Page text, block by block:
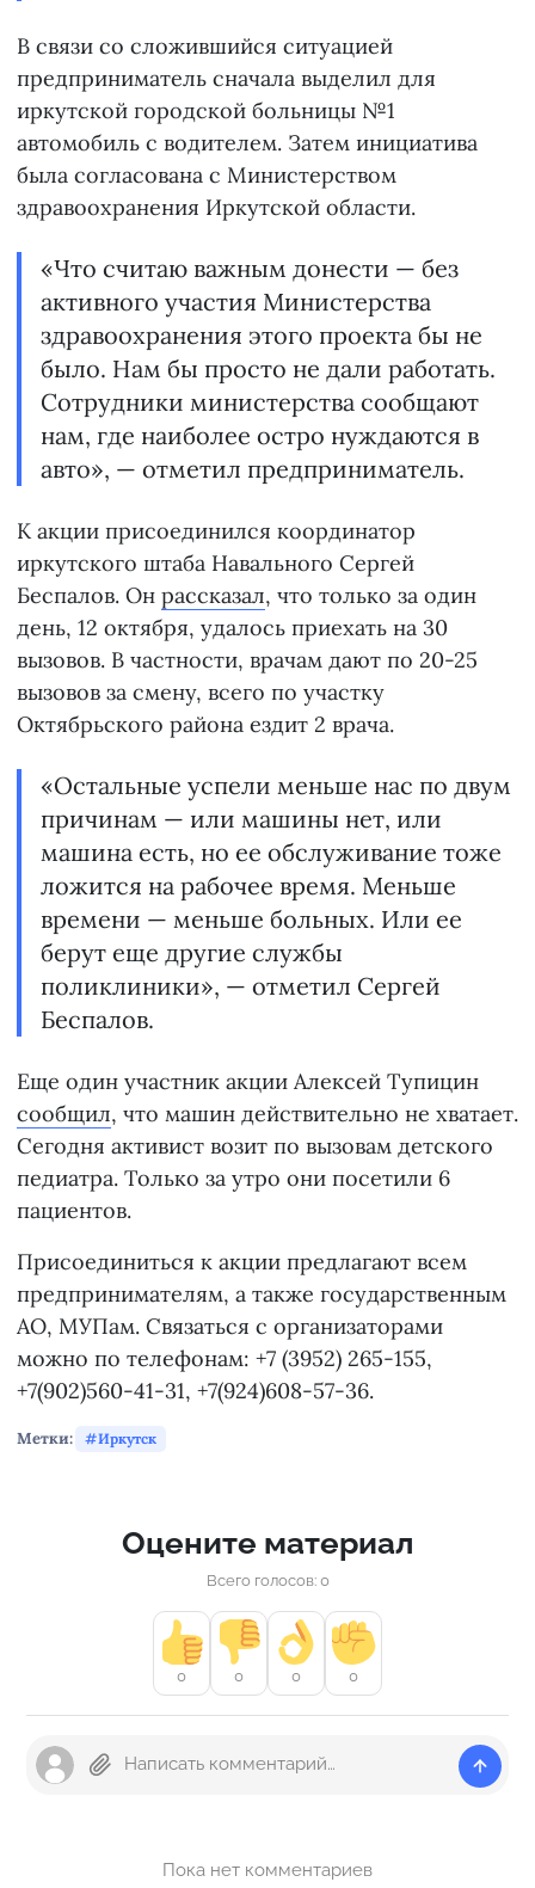
В связи со сложившийся ситуацией
предприниматель сначала выделил для
иркутской городской больницы №1
автомобиль с водителем. Затем инициатива
была согласована с Министерством
здравоохранения Иркутской области.
«Что считаю важным донести — без
активного участия Министерства
здравоохранения этого проекта бы не
было. Нам бы просто не дали работать.
Сотрудники министерства сообщают
нам, где наиболее остро нуждаются в
авто», — отметил предприниматель.
К акции присоединился координатор
иркутского штаба Навального Сергей
Беспалов. Он рассказал, что только за один
день, 12 октября, удалось приехать на 30
вызовов. В частности, врачам дают по 20-25
вызовов за смену, всего по участку
Октябрьского района ездит 2 врача.
«Остальные успели меньше нас по двум
причинам — или машины нет, или
машина есть, но ее обслуживание тоже
ложится на рабочее время. Меньше
времени — меньше больных. Или ее
берут еще другие службы
поликлиники», — отметил Сергей
Беспалов.
Еще один участник акции Алексей Тупицин
сообщил, что машин действительно не хватает.
Сегодня активист возит по вызовам детского
педиатра. Только за утро они посетили 6
пациентов.
Присоединиться к акции предлагают всем
предпринимателям, а также государственным
АО, МУПам. Связаться с организаторами
можно по телефонам: +7 (3952) 265-155,
+7(902)560-41-31, +7(924)608-57-36.
Метки: Иркутск
Оцените материал
Всего голосов: 0
0 0 0 0
Пока нет комментариев